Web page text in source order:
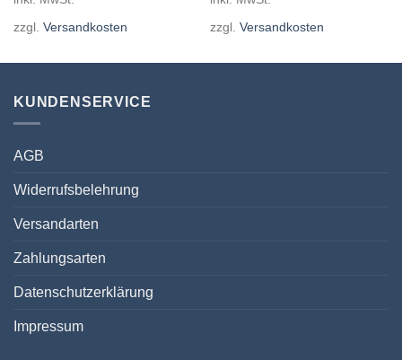
zzgl. Versandkosten
zzgl. Versandkosten
KUNDENSERVICE
AGB
Widerrufsbelehrung
Versandarten
Zahlungsarten
Datenschutzerklärung
Impressum